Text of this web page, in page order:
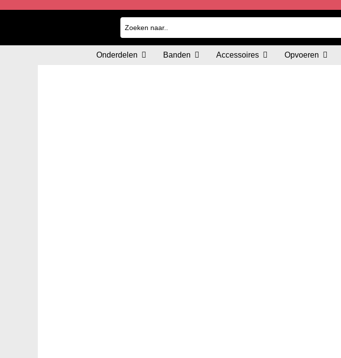
Onderdelen Banden Accessoires Opvoeren